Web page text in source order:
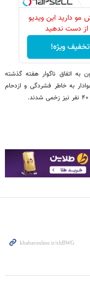
مو دارید این ویدیو
از دست ندهید
تخفیف ویژه!
به اتفاق ناگوار هفته گذشته
که در بازی تیم ملی کامرون با کومور ۶ هوادار به خاطر فشردگی و ازدحام